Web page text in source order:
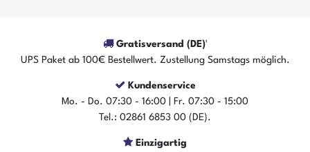
Gratisversand (DE)¹
UPS Paket ab 100€ Bestellwert. Zustellung Samstags möglich.
Kundenservice
Mo. - Do. 07:30 - 16:00 | Fr. 07:30 - 15:00
Tel.: 02861 6853 00 (DE).
Einzigartig